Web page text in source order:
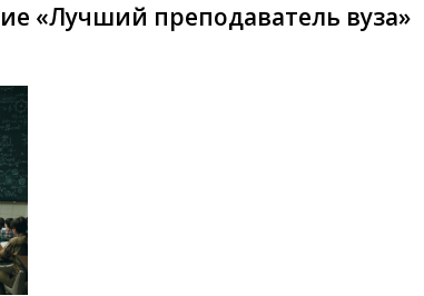
«Лучший преподаватель вуза»